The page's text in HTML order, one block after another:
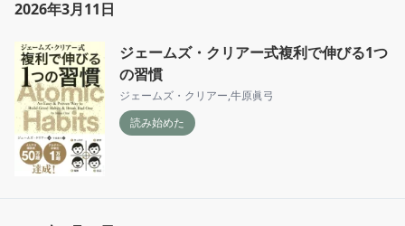
2026年3月11日
ジェームズ・クリアー式複利で伸びる1つ
の習慣
ジェームズ・クリアー,牛原眞弓
読み始めた